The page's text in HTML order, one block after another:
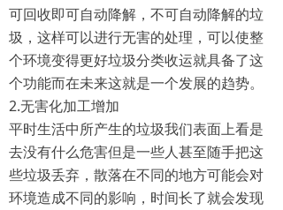
可回收即可自动降解，不可自动降解的垃
圾，这样可以进行无害的处理，可以使整
个环境变得更好垃圾分类收运就具备了这
个功能而在未来这就是一个发展的趋势。
2.无害化加工增加
平时生活中所产生的垃圾我们表面上看是
去没有什么危害但是一些人甚至随手把这
些垃圾丢弃，散落在不同的地方可能会对
环境造成不同的影响，时间长了就会发现